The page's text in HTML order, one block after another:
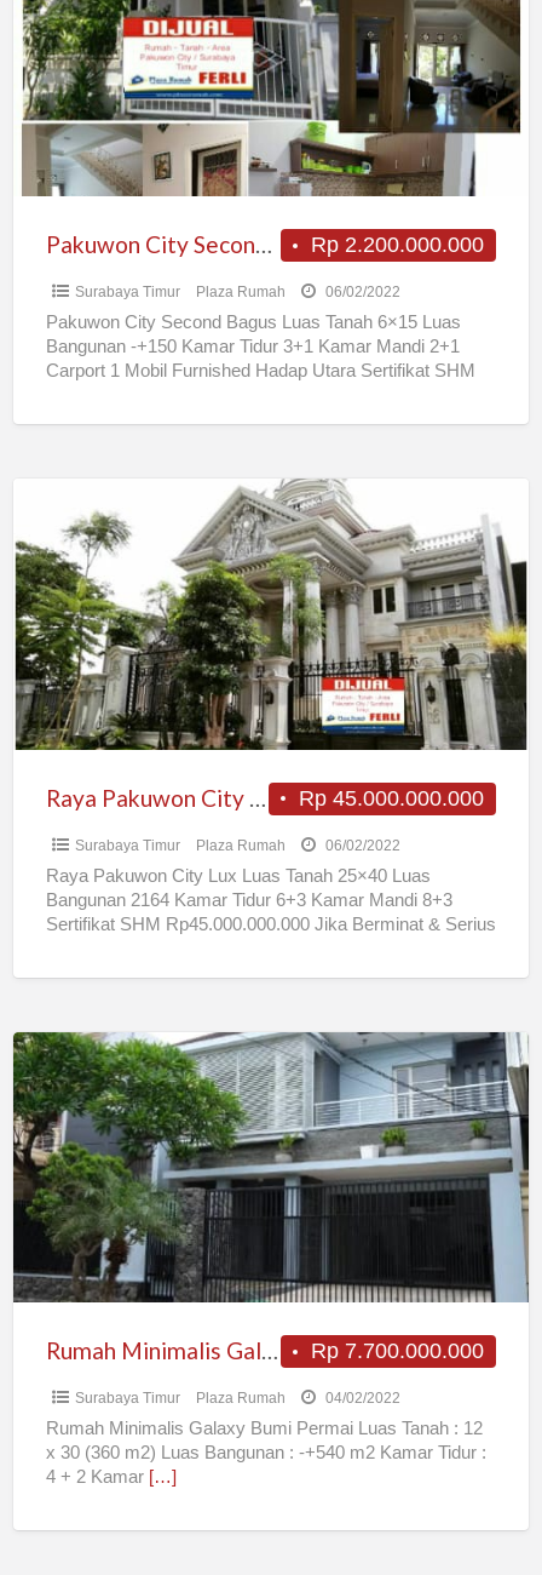
Second
Bagus
Rp 2.200.000.000
Pakuwon City Second Bagus
Surabaya Timur Plaza Rumah 06/02/2022
Pakuwon City Second Bagus Luas Tanah 6×15 Luas
Bangunan -+150 Kamar Tidur 3+1 Kamar Mandi 2+1
Carport 1 Mobil Furnished Hadap Utara Sertifikat SHM
Pakuwon
City
Lux
Rp 45.000.000.000
Raya Pakuwon City Lux
Surabaya Timur Plaza Rumah 06/02/2022
Raya Pakuwon City Lux Luas Tanah 25×40 Luas
Bangunan 2164 Kamar Tidur 6+3 Kamar Mandi 8+3
Sertifikat SHM Rp45.000.000.000 Jika Berminat & Serius
Rumah
Minimalis
Galaxy
Bumi
Permai
Rp 7.700.000.000
Rumah Minimalis Galaxy Bumi Permai
Surabaya Timur Plaza Rumah 04/02/2022
Rumah Minimalis Galaxy Bumi Permai Luas Tanah : 12
x 30 (360 m2) Luas Bangunan : -+540 m2 Kamar Tidur :
4 + 2 Kamar […]